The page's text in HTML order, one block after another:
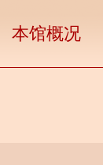
本馆概况